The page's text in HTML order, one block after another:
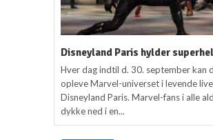
Disneyland Paris hylder
Hver dag indtil d. 30. september kan
opleve Marvel-universet i levende
Disneyland Paris. Marvel-fans i alle
dykke ned i en...